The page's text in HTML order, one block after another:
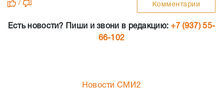
/ Комментарии
Есть новости? Пиши и звони в редакцию: +7 (937) 55-
66-102
Новости СМИ2